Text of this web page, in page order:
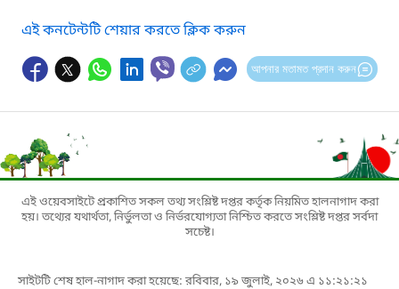
এই কনটেন্টটি শেয়ার করতে ক্লিক করুন
আপনার মতামত প্রদান করুন
এই ওয়েবসাইটে প্রকাশিত সকল তথ্য সংশ্লিষ্ট দপ্তর কর্তৃক নিয়মিত হালনাগাদ করা
হয়। তথ্যের যথার্থতা, নির্ভুলতা ও নির্ভরযোগ্যতা নিশ্চিত করতে সংশ্লিষ্ট দপ্তর সর্বদা
সচেষ্ট।
সাইটটি শেষ হাল-নাগাদ করা হয়েছে: রবিবার, ১৯ জুলাই, ২০২৬ এ ১১:২১:২১